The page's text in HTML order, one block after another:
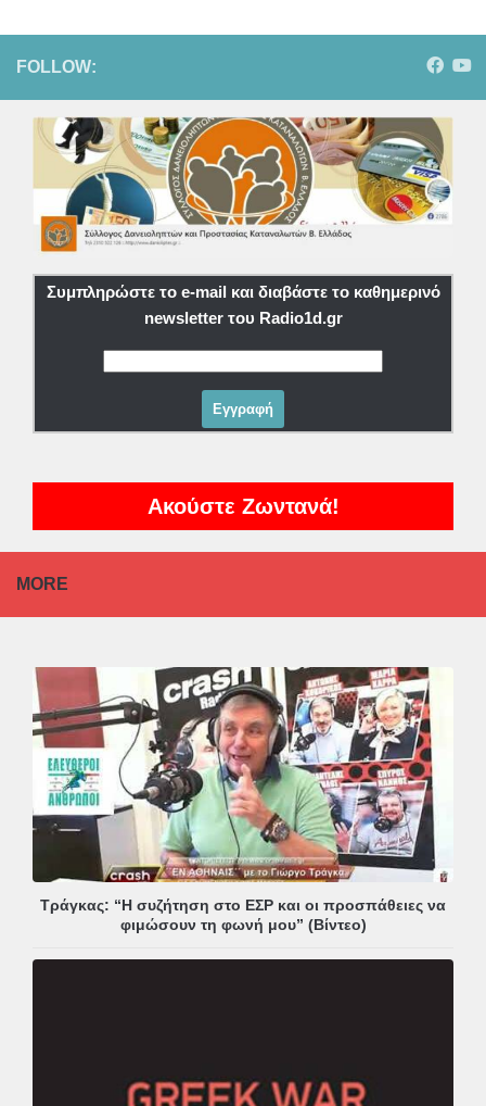
FOLLOW:
Συμπληρώστε το e-mail και διαβάστε το καθημερινό
newsletter του Radio1d.gr
Ακούστε Ζωντανά!
MORE
Τράγκας: “Η συζήτηση στο ΕΣΡ και οι προσπάθειες να
φιμώσουν τη φωνή μου” (Βίντεο)